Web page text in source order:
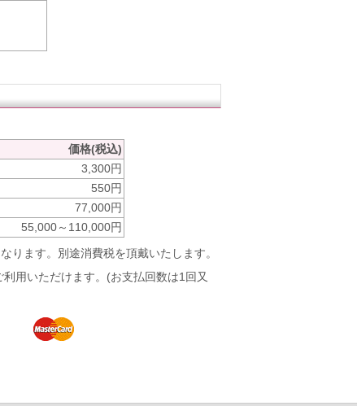
価格(税込)
3,300円
550円
77,000円
55,000～110,000円
ります。別途消費税を頂戴いたします。
用いただけます。(お支払回数は1回又